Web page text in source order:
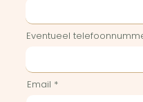
Eventueel
Email